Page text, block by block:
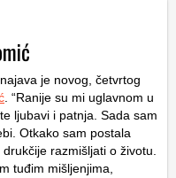
najava je novog, četvrtog
. “Ranije su mi uglavnom u
ljubavi i patnja. Sada sam
Otkako sam postala
razmišljati o životu.
tuđim mišljenjima,